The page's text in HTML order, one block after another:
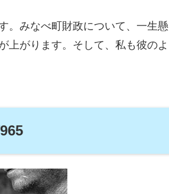
。みなべ町財政について、一生懸
上がります。そして、私も彼のよ